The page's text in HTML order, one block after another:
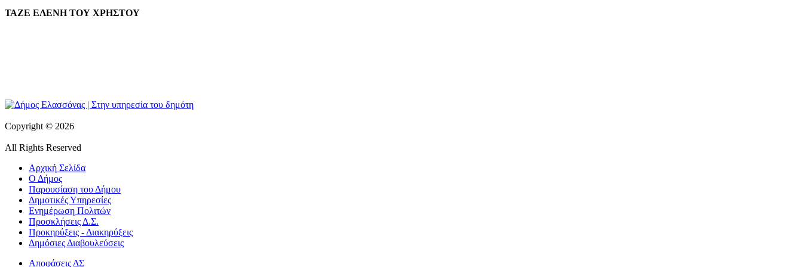
ΤΑΖΕ ΕΛΕΝΗ ΤΟΥ ΧΡΗΣΤΟΥ
Copyright © 2026
All Rights Reserved
Αρχική Σελίδα
Ο Δήμος
Παρουσίαση του Δήμου
Δημοτικές Υπηρεσίες
Ενημέρωση Πολιτών
Προσκλήσεις Δ.Σ.
Προκηρύξεις - Διακηρύξεις
Δημόσιες Διαβουλεύσεις
Αποφάσεις ΔΣ